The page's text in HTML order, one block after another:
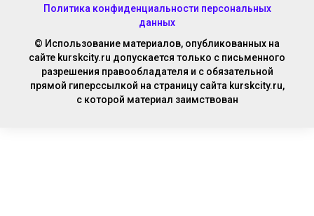
Политика конфиденциальности персональных
данных
© Использование материалов, опубликованных на
сайте kurskcity.ru допускается только с письменного
разрешения правообладателя и с обязательной
прямой гиперссылкой на страницу сайта kurskcity.ru,
с которой материал заимствован